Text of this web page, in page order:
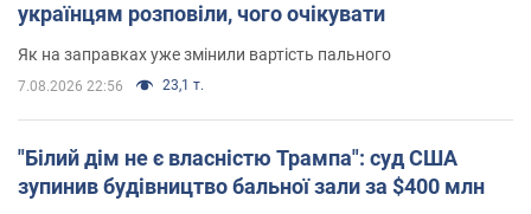
українцям розповіли, чого очікувати
Як на заправках уже змінили вартість пального
7.08.2026 22:56 23,1 т.
"Білий дім не є власністю Трампа": суд США
зупинив будівництво бальної зали за $400 млн